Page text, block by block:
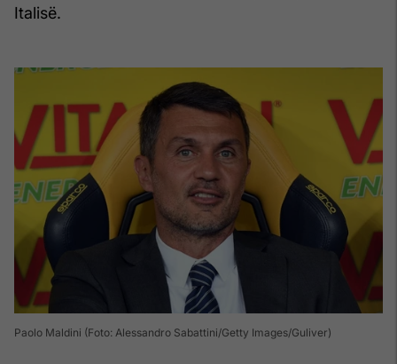
Italisë.
Paolo Maldini (Foto: Alessandro Sabattini/Getty Images/Guliver)